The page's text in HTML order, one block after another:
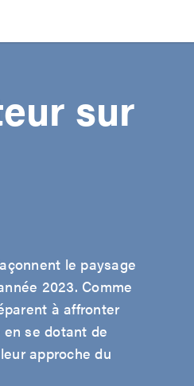
sur
le paysage
2023. Comme
à affronter
se dotant de
approche du